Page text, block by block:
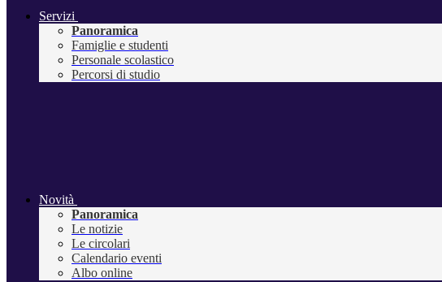
Servizi
Panoramica
Famiglie e studenti
Personale scolastico
Percorsi di studio
Novità
Panoramica
Le notizie
Le circolari
Calendario eventi
Albo online